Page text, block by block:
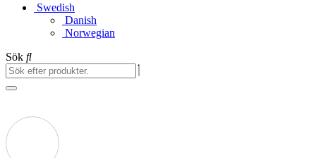
Swedish
Danish
Norwegian
Sök